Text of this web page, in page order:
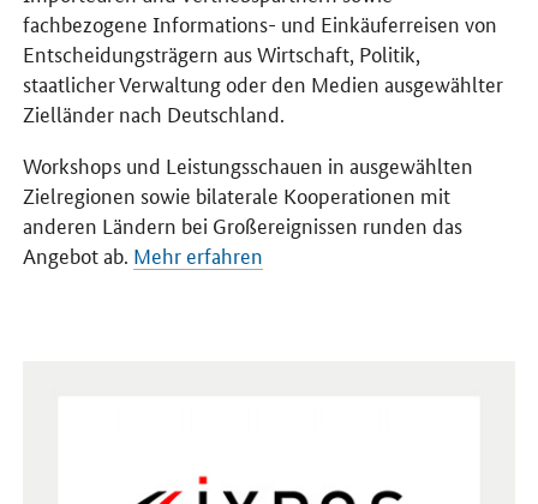
fachbezogene Informations- und Einkäuferreisen von
Entscheidungsträgern aus Wirtschaft, Politik,
staatlicher Verwaltung oder den Medien ausgewählter
Zielländer nach Deutschland.
Workshops und Leistungsschauen in ausgewählten
Zielregionen sowie bilaterale Kooperationen mit
anderen Ländern bei Großereignissen runden das
Angebot ab. Mehr erfahren